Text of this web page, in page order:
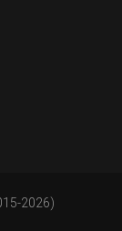
2026)